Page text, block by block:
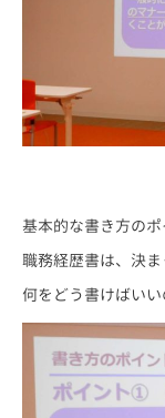
基本的な書き方の
職務経歴書は、決ま
何をどう書けばい